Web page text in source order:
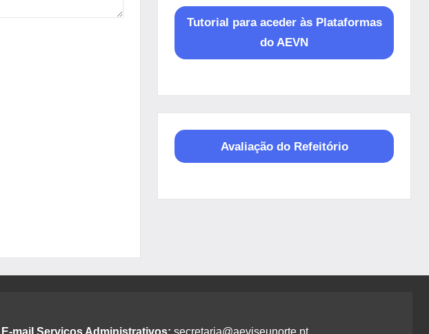
Tutorial para aceder às Plataformas
do AEVN
Avaliação do Refeitório